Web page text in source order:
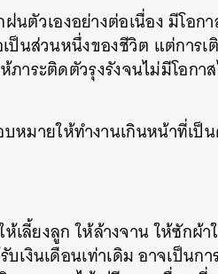
ตัวเองอย่างต่อเนื่อง มีโอก
ป็นส่วนหนึ่งของชีวิต แต่การเ
าระติดตัวรุงรังจนไม่มีโอกา
หมายให้ทำงานเกินหน้าที่เ
ห้เลี้ยงลูก ให้ล้างจาน ให้ซักผ้
งินเดือนเท่าเดิม อาจเป็นกา